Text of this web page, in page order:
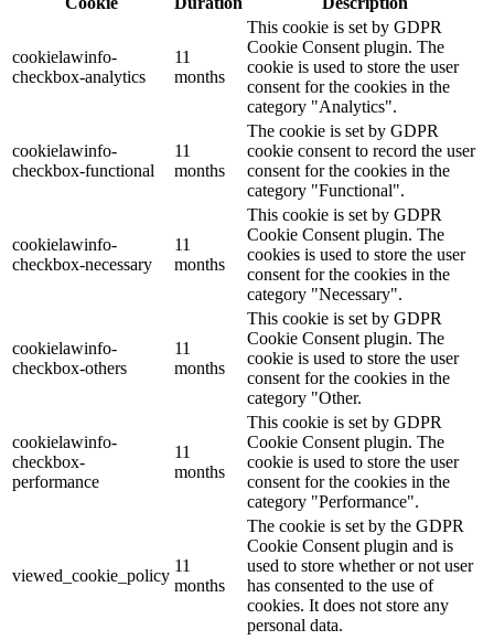
cookielawinfo-
checkbox-analytics
11
months
This cookie is set by GDPR
Cookie Consent plugin. The
cookie is used to store the user
consent for the cookies in the
category "Analytics".
cookielawinfo-
checkbox-functional
11
months
The cookie is set by GDPR
cookie consent to record the user
consent for the cookies in the
category "Functional".
cookielawinfo-
checkbox-necessary
11
months
This cookie is set by GDPR
Cookie Consent plugin. The
cookies is used to store the user
consent for the cookies in the
category "Necessary".
cookielawinfo-
checkbox-others
11
months
This cookie is set by GDPR
Cookie Consent plugin. The
cookie is used to store the user
consent for the cookies in the
category "Other.
cookielawinfo-
checkbox-
performance
11
months
This cookie is set by GDPR
Cookie Consent plugin. The
cookie is used to store the user
consent for the cookies in the
category "Performance".
viewed_cookie_policy
11
months
The cookie is set by the GDPR
Cookie Consent plugin and is
used to store whether or not user
has consented to the use of
cookies. It does not store any
personal data.